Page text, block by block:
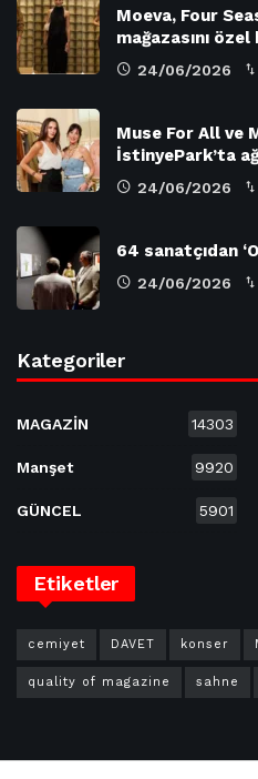
Moeva, Four
mağazasını
24/06/2026
Muse For All ve
İstinyePark’ta
24/06/2026
64 sanatçıdan
24/06/2026
Kategoriler
MAGAZİN 14303
Manşet 9920
GÜNCEL 5901
Etiketler
cemiyet DAVET konser
quality of magazine sahne